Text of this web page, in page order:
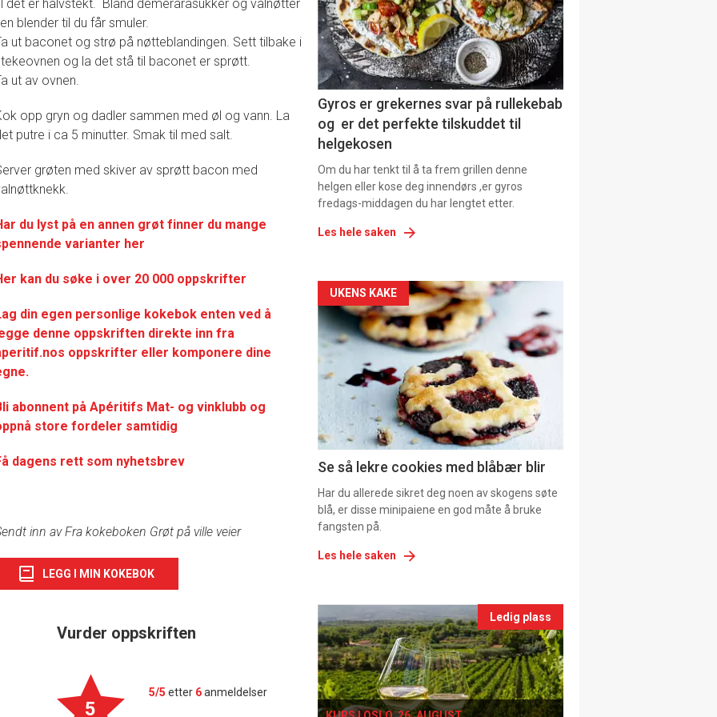
det er halvstekt. Bland demerarasukker og valnøtter
blender til du får smuler.
ut baconet og strø på nøtteblandingen. Sett tilbake i
og la det stå til baconet er sprøtt.
ut av ovnen.
opp gryn og dadler sammen med øl og vann. La
putre i ca 5 minutter. Smak til med salt.
grøten med skiver av sprøtt bacon med
du lyst på en annen grøt finner du mange
varianter her
kan du søke i over 20 000 oppskrifter
din egen personlige kokebok enten ved å
denne oppskriften direkte inn fra
oppskrifter eller komponere dine
abonnent på Apéritifs Mat- og vinklubb og
store fordeler samtidig
dagens rett som nyhetsbrev
inn av Fra kokeboken Grøt på ville veier
LEGG I MIN KOKEBOK
Vurder oppskriften
5
5/5 etter 6anmeldelser
section
11
Dagens
rett
2
Gyros er grekernes svar på rullekebab
og er det perfekte tilskuddet til
helgekosen
Om du har tenkt til å ta frem grillen denne
helgen eller kose deg innendørs ,er gyros
fredags-middagen du har lengtet etter.
Les hele saken
Artikler
detail
-
section
11
Ukens
vin
UKENS KAKE
Se så lekre cookies med blåbær blir
Har du allerede sikret deg noen av skogens søte
blå, er disse minipaiene en god måte å bruke
fangsten på.
Les hele saken
Events
single
Ledig plass